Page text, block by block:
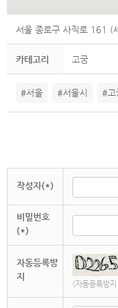
서울 종로구 사직로 161 (
카테고리 고궁
#서울 #서울시 #고
작성자(*)
비밀번호
(*)
자동등록방
지
(자동등록방